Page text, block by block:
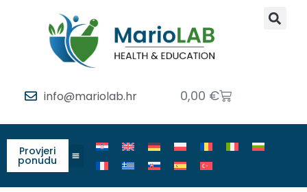
info@mariolab.hr 0,00 €
Provjeri
ponudu